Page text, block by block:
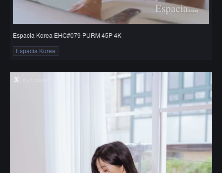
Espacia Korea EHC#079 PURM 45P 4K
Espacia Korea